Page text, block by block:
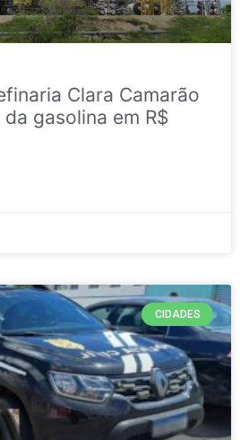
Clara Camarão
gasolina em R$
CIDADES